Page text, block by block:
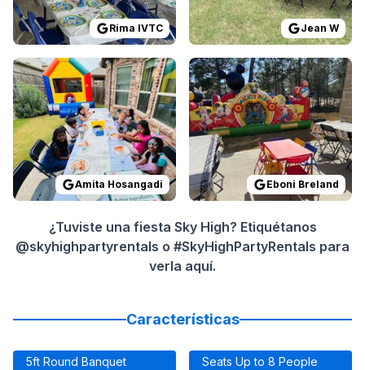
Rima IVTC Jean W
Reviewed onGoogleReviewsbyAmita Hosangadi:We
Amita Hosangadi
Reviewed onGoogleReviews
Eboni Breland
¿Tuviste una fiesta Sky High? Etiquétanos
@skyhighpartyrentals o #SkyHighPartyRentals para
verla aquí.
Características
5ft Round Banquet
Seats Up to 8 People